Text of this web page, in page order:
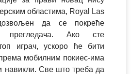
областима, Royal Las
да се покреће
прегледача. Ако сте
играч, ускоро ће бити
мобилним покиес-има
навикли. Све што треба да